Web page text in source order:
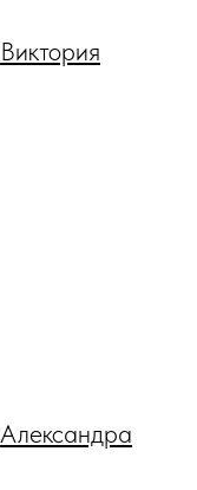
Виктория
Александра